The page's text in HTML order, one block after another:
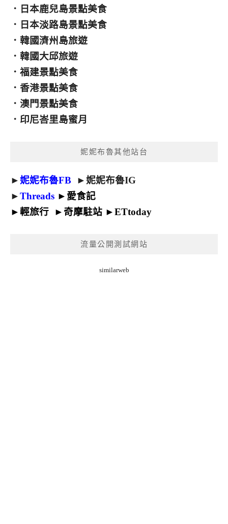
． 日本鹿兒島景點美食
． 日本淡路島景點美食
． 韓國濟州島旅遊
． 韓國大邱旅遊
． 福建景點美食
． 香港景點美食
． 澳門景點美食
． 印尼峇里島蜜月
妮妮布魯其他站台
►妮妮布魯FB ►妮妮布魯IG
►Threads ► 愛食記
►輕旅行 ► 奇摩駐站 ►ETtoday
流量公開測試網站
similarweb